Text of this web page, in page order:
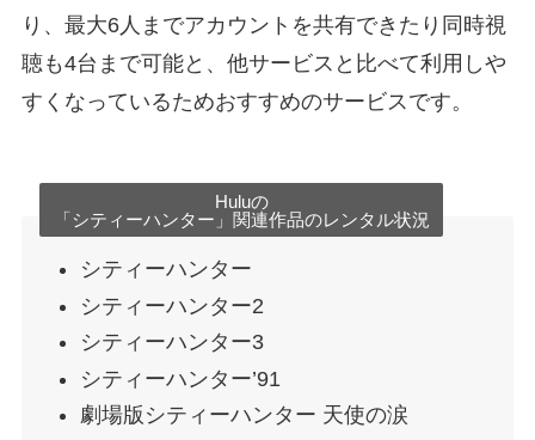
り、最大6人までアカウントを共有できたり同時視
聴も4台まで可能と、他サービスと比べて利用しや
すくなっているためおすすめのサービスです。
Huluの
「シティーハンター」関連作品のレンタル状況
シティーハンター
シティーハンター2
シティーハンター3
シティーハンター’91
劇場版シティーハンター 天使の涙